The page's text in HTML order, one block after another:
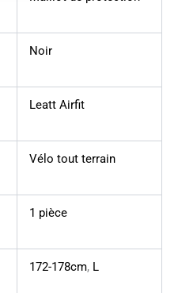
Noir
Leatt Airfit
Vélo tout terrain
1 pièce
172-178cm, L